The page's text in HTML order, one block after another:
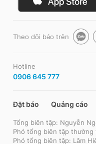
Theo dõi báo trên
Hotline
0906 645 777
Đặt báo Quảng cáo
Tổng biên tập: Nguyễn
Phó tổng biên tập thường
Phó tổng biên tập: Lâm